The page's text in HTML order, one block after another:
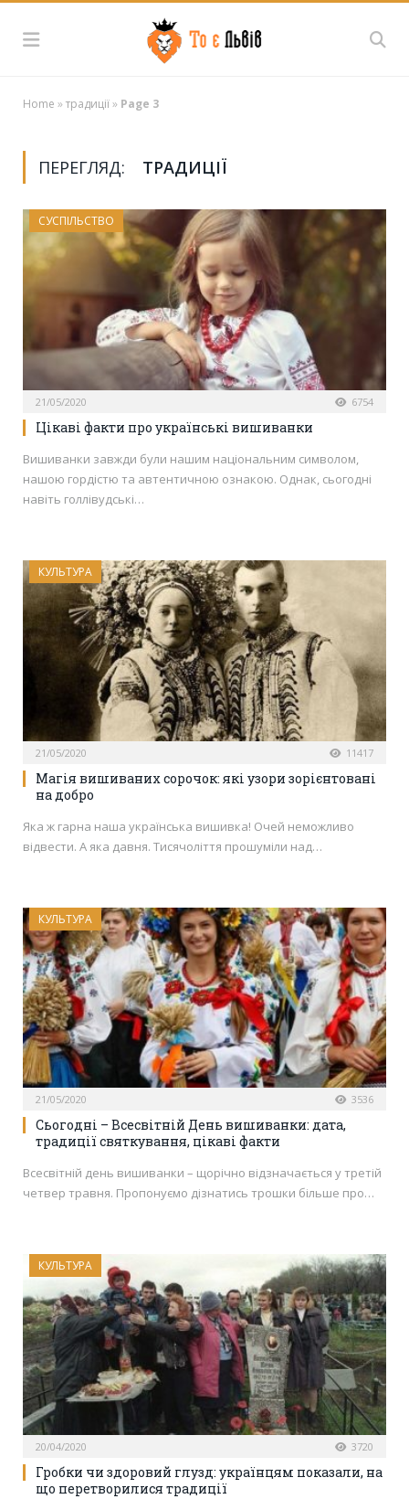
Home »традиції» Page 3
ПЕРЕГЛЯД: ТРАДИЦІЇ
СУСПІЛЬСТВО
21/05/2020 6754
Цікаві факти про українські вишиванки
Вишиванки завжди були нашим національним символом,
нашою гордістю та автентичною ознакою. Однак, сьогодні
навіть голлівудські…
КУЛЬТУРА
21/05/2020 11417
Магія вишиваних сорочок: які узори зорієнтовані
на добро
Яка ж гарна наша українська вишивка! Очей неможливо
відвести. А яка давня. Тисячоліття прошуміли над…
КУЛЬТУРА
21/05/2020 3536
Сьогодні – Всесвітній День вишиванки: дата,
традиції святкування, цікаві факти
Всесвітній день вишиванки – щорічно відзначається у третій
четвер травня. Пропонуємо дізнатись трошки більше про…
КУЛЬТУРА
20/04/2020 3720
Гробки чи здоровий глузд: українцям показали, на
що перетворилися традиції